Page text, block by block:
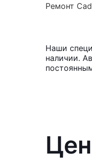
Ремонт
Наши
наличии.